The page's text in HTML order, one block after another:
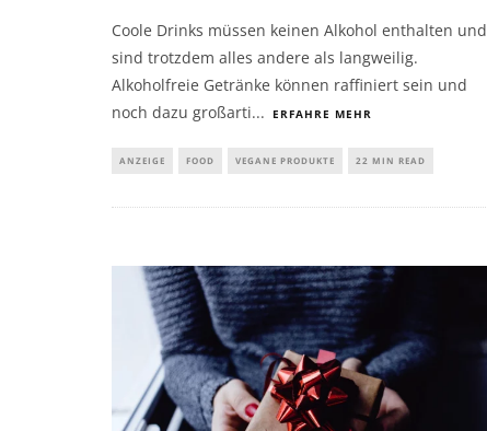
Coole Drinks müssen keinen Alkohol enthalten und
sind trotzdem alles andere als langweilig.
Alkoholfreie Getränke können raffiniert sein und
noch dazu großarti... ERFAHRE MEHR
ANZEIGE FOOD VEGANE PRODUKTE 22 MIN READ